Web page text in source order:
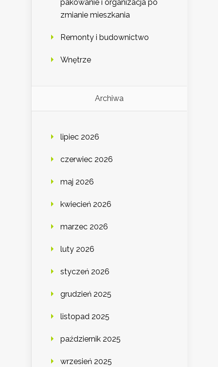
pakowanie i organizacja po
zmianie mieszkania
Remonty i budownictwo
Wnętrze
Archiwa
lipiec 2026
czerwiec 2026
maj 2026
kwiecień 2026
marzec 2026
luty 2026
styczeń 2026
grudzień 2025
listopad 2025
październik 2025
wrzesień 2025